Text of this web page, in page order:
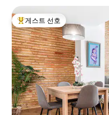
could arrange it. The apartment has also
an integrated air
system, to ensure the
comfort. The cleaning fee refers to the
cleaning of the apartment
departure. No cleaning
during the stay. Please ask if you are
missing something and I will
to assist with whatever I can. Once
complete the reservation, I
a document with some
상위 게스트 선호
게스트 선호